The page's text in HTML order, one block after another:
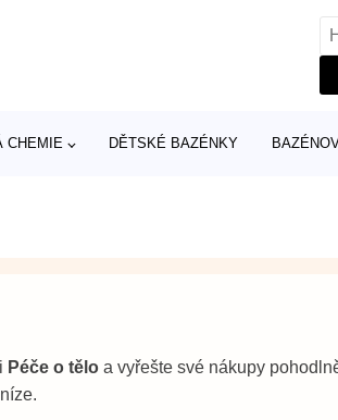
CHEMIE DĚTSKÉ BAZÉNKY
Péče o tělo a vyřešte své nákupy